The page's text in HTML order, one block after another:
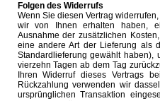
Folgen des Widerrufs
Wenn Sie diesen Vertrag
wir von Ihnen erhalten haben,
Ausnahme der zusätzlichen
eine andere Art der Lieferung als
Standardlieferung gewählt haben),
vierzehn Tagen ab dem Tag
Ihren Widerruf dieses Vertrags
Rückzahlung verwenden wir
ursprünglichen Transaktion